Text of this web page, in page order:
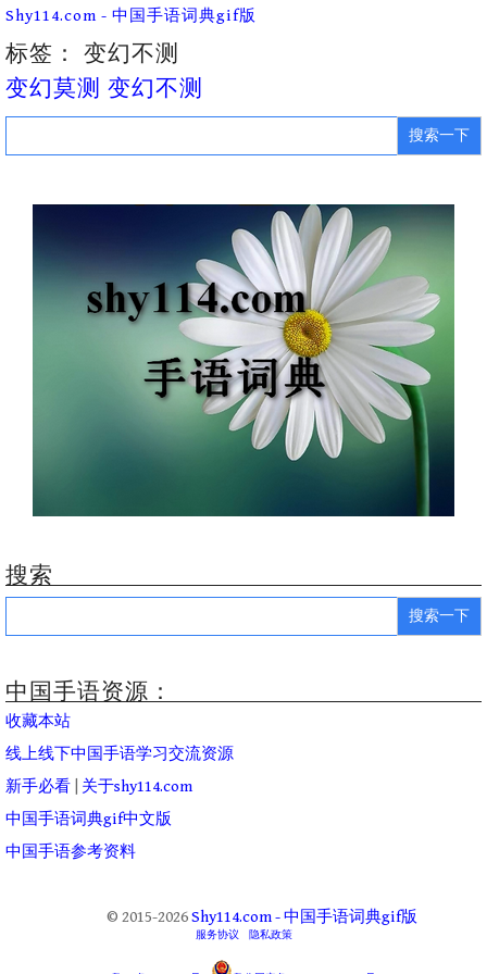
Skip
content
Shy114.com - 中国手语词典gif版
标签： 变幻不测
变幻莫测 变幻不测
Search
搜索
Search
中国手语资源：
收藏本站
线上线下中国手语学习交流资源
新手必看
关于shy114.com
中国手语词典gif中文版
中国手语参考资料
© 2015-2026Shy114.com - 中国手语词典gif版
服务协议 隐私政策